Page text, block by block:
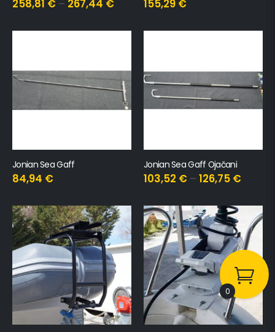
258,81 € – 267,44 € 155,29 €
Jonian Sea Gaff
84,94 €
Jonian Sea Gaff Ojačani
103,52 € – 126,75 €
0